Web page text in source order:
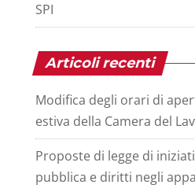
SPI
Articoli recenti
Modifica degli orari di
estiva della Camera del
Proposte di legge di
pubblica e diritti negli